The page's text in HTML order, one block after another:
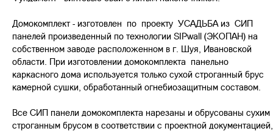
Домокомплект - изготовлен по проекту УСАДЬБА из СИП
панелей произведенный по технологии SIPwall (ЭКОПАН) на
собственном заводе расположенном в г. Шуя, Ивановской
области. При изготовлении домокомплекта панельно
каркасного дома используется только сухой строганный брус
камерной сушки, обработанный огнебиозащитным составом.
Все СИП панели домокомплекта нарезаны и обрусованы сухим
строганным брусом в соответствии с проектной документацией,